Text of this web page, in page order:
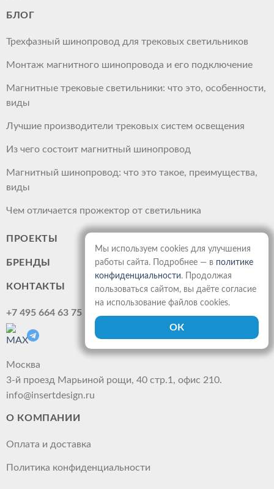
БЛОГ
Трехфазный шинопровод для трековых светильников
Монтаж магнитного шинопровода и его подключение
Магнитные трековые светильники: что это, особенности,
виды
Лучшие производители трековых систем освещения
Из чего состоит магнитный шинопровод
Магнитный шинопровод: что это такое, преимущества,
виды
Чем отличается прожектор от светильника
ПРОЕКТЫ
БРЕНДЫ
КОНТАКТЫ
+7 495 664 63 75
Москва
3-й проезд Марьиной рощи, 40 стр.1, офис 210.
info@insertdesign.ru
О КОМПАНИИ
Оплата и доставка
Политика конфиденциальности
Мы используем cookies для улучшения
работы сайта. Подробнее — в политике
конфиденциальности. Продолжая
пользоваться сайтом, вы даёте согласие
на использование файлов cookies.